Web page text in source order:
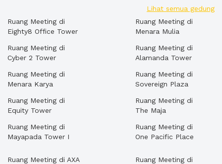
Lihat semua gedung
Ruang Meeting di
Eighty8 Office Tower
Ruang Meeting di
Cyber 2 Tower
Ruang Meeting di
Menara Karya
Ruang Meeting di
Equity Tower
Ruang Meeting di
Mayapada Tower I
Ruang Meeting di
Menara Mulia
Ruang Meeting di
Alamanda Tower
Ruang Meeting di
Sovereign Plaza
Ruang Meeting di
The Maja
Ruang Meeting di
One Pacific Place
Ruang Meeting di AXA
Ruang Meeting di